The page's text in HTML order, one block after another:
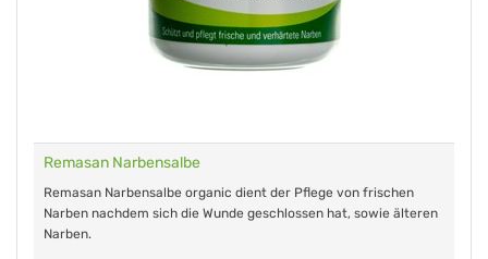
Remasan Narbensalbe
Remasan Narbensalbe organic dient der Pflege von frischen
Narben nachdem sich die Wunde geschlossen hat, sowie älteren
Narben.